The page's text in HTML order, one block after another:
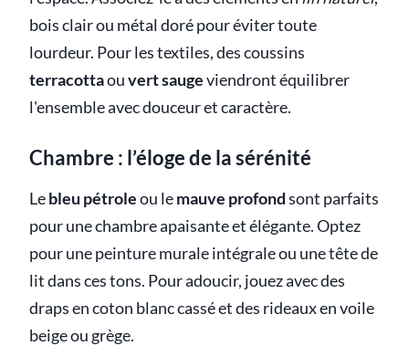
bois clair ou métal doré pour éviter toute
lourdeur. Pour les textiles, des coussins
terracottaouvert saugeviendront équilibrer
l'ensemble avec douceur et caractère.
Chambre : l’éloge de la sérénité
Lebleu pétroleou lemauve profondsont parfaits
pour une chambre apaisante et élégante. Optez
pour une peinture murale intégrale ou une tête de
lit dans ces tons. Pour adoucir, jouez avec des
draps en coton blanc cassé et des rideaux en voile
beige ou grège.